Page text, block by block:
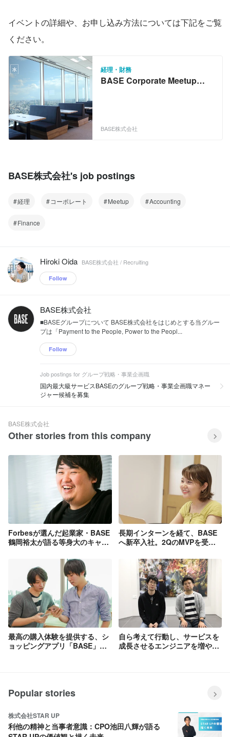
イベントの詳細や、お申し込み方法については下記をご覧
ください。
経理・財務
BASE Corporate Meetup
BASE株式会社
BASE株式会社's job postings
経理 コーポレート Meetup Accounting
Finance
Hiroki Oida BASE株式会社 / Recruiting
Follow
BASE株式会社
■BASEグループについて BASE株式会社をはじめとする当グルー
プは「Payment to the People, Power to the Peopl...
Follow
Job postings for グループ戦略・事業企画職
国内最大級サービスBASEのグループ戦略・事業企画職マネー
ジャー候補を募集
BASE株式会社
Other stories from this company
Forbesが選んだ起業家・BASE
鶴岡裕太が語る等身大のキャリ
ースなんてほぼない」
長期インターンを経て、BASE
へ新卒入社。2QのMVPを受賞
最高の購入体験を提供する、シ
ョッピングアプリ「BASE」の
自ら考えて行動し、サービスを
成長させるエンジニアを増やし
Popular stories
株式会社STAR UP
利他の精神と当事者意識：CPO池田八輝が語る